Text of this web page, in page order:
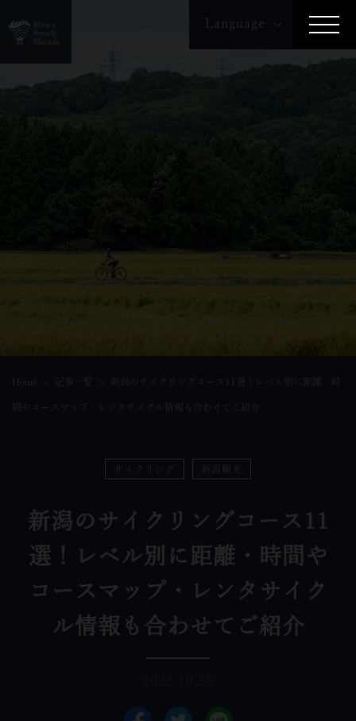
Language
Home 記事一覧 新潟のサイクリングコース11選！レベル別に距離・時
間やコースマップ・レンタサイクル情報も合わせてご紹介
サイクリング 新潟観光
新潟のサイクリングコース11
選！レベル別に距離・時間や
コースマップ・レンタサイク
ル情報も合わせてご紹介